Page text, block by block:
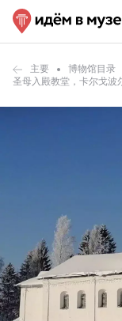
主要 博物馆目录
圣母入殿教堂，卡尔戈波